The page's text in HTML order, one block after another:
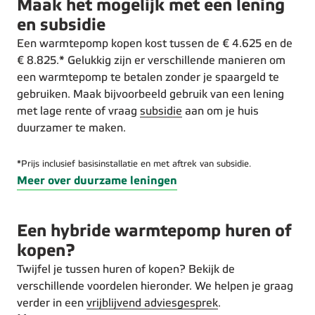
Maak het mogelijk met een lening
en subsidie
Een warmtepomp kopen kost tussen de € 4.625 en de
€ 8.825.* Gelukkig zijn er verschillende manieren om
een warmtepomp te betalen zonder je spaargeld te
gebruiken. Maak bijvoorbeeld gebruik van een lening
met lage rente of vraag subsidie aan om je huis
duurzamer te maken.
*Prijs inclusief basisinstallatie en met aftrek van subsidie.
Meer over duurzame leningen
Een hybride warmtepomp huren of
kopen?
Twijfel je tussen huren of kopen? Bekijk de
verschillende voordelen hieronder. We helpen je graag
verder in een vrijblijvend adviesgesprek.